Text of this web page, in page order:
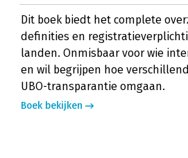
Dit boek biedt het complete
definities en
landen. Onmisbaar voor wie
en wil begrijpen hoe
UBO-transparantie omgaan.
Boek bekijken